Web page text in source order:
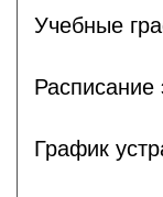
Учебные
Расписание
График